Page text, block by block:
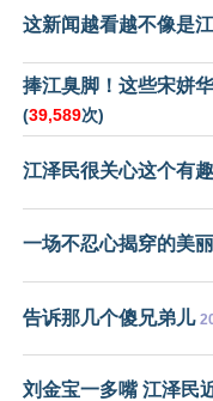
这新闻越看越不像是
捧江臭脚！这些宋姘
(39,589次)
江泽民很关心这个有
一场不忍心揭穿的美
告诉那几个傻兄弟儿
刘金宝一多嘴 江泽民